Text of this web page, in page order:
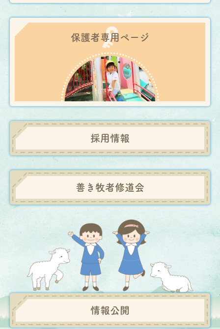
保護者専用ページ
採用情報
善き牧者修道会
情報公開